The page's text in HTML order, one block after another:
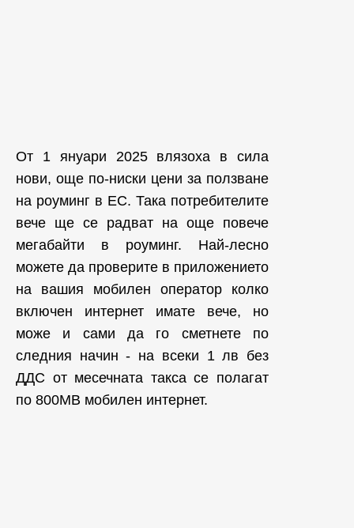
От 1 януари 2025 влязоха в сила
нови, още по-ниски цени за ползване
на роуминг в ЕС. Така потребителите
вече ще се радват на още повече
мегабайти в роуминг. Най-лесно
можете да проверите в приложението
на вашия мобилен оператор колко
включен интернет имате вече, но
може и сами да го сметнете по
следния начин - на всеки 1 лв без
ДДС от месечната такса се полагат
по 800MB мобилен интернет.